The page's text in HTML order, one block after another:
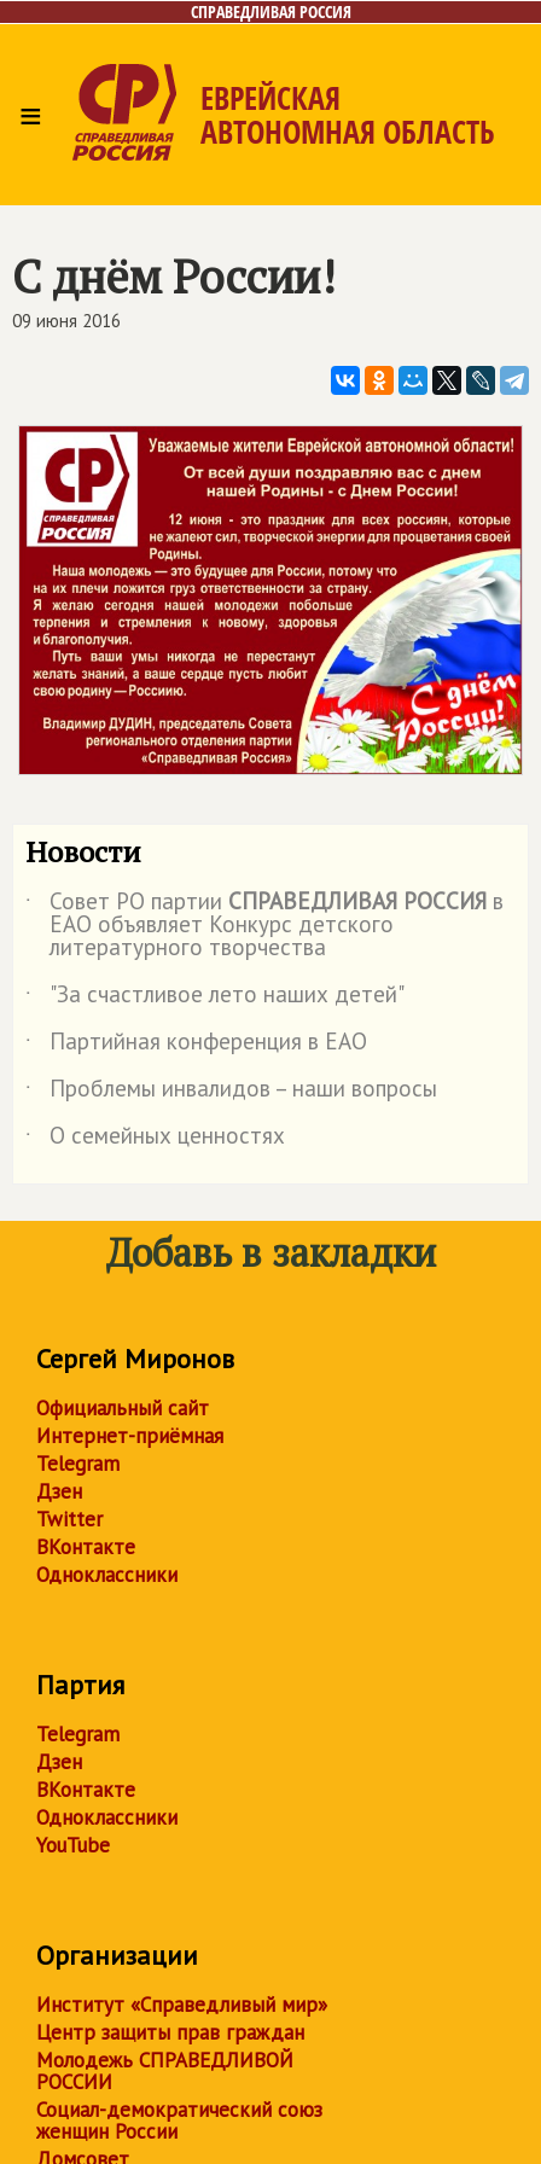
СПРАВЕДЛИВАЯ РОССИЯ
≡ ЕВРЕЙСКАЯ
АВТОНОМНАЯ ОБЛАСТЬ
С днём России!
09 июня 2016
Новости
˙ Совет РО партии СПРАВЕДЛИВАЯ РОССИЯ в
ЕАО объявляет Конкурс детского
литературного творчества
˙
"За счастливое лето наших детей"
˙
Партийная конференция в ЕАО
˙
Проблемы инвалидов – наши вопросы
˙
О семейных ценностях
Добавь в закладки
Сергей Миронов
Официальный сайт
Интернет-приёмная
Telegram
Дзен
Twitter
ВКонтакте
Одноклассники
Партия
Telegram
Дзен
ВКонтакте
Одноклассники
YouTube
Организации
Институт «Справедливый мир»
Центр защиты прав граждан
Молодежь СПРАВЕДЛИВОЙ
РОССИИ
Социал-демократический союз
женщин России